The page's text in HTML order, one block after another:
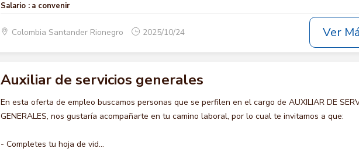
Salario : a convenir
Colombia Santander Rionegro 2025/10/24 Ver
Auxiliar de servicios generales
En esta oferta de empleo buscamos personas que se perfilen en el cargo de AUXILIAR DE
GENERALES, nos gustaría acompañarte en tu camino laboral, por lo cual te invitamos a que:
- Completes tu hoja de vid...